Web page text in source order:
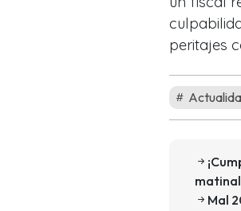
peritajes
matinal
Mal